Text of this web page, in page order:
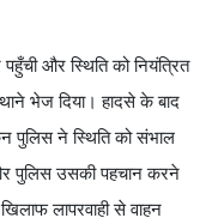
और स्थिति को नियंत्रित
भेज दिया। हादसे के बाद
पुलिस ने स्थिति को संभाल
पुलिस उसकी पहचान करने
लापरवाही से वाहन